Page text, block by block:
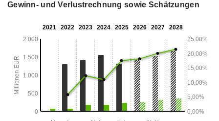
Gewinn- und Verlustrechnung sowie Schätzungen